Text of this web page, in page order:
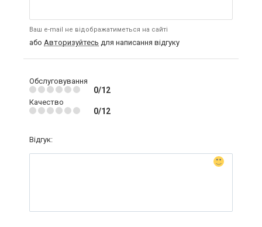
Ваш e-mail не відображатиметься на сайті
або Авторизуйтесь для написання відгуку
Обслуговування
0/12
Качество
0/12
Відгук: